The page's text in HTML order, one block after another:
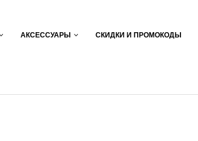
АКСЕССУАРЫ СКИДКИ И ПРОМОКОДЫ